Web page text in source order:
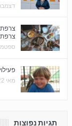
דצמבר 03,
ספטמבר
מאי 22, 2019
תגיות נפוצות